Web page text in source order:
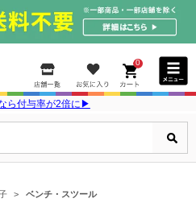
0
ら付与率が2倍に▶
ベンチ・スツール